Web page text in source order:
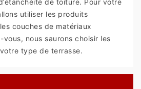
de toiture. Pour votre
utiliser les produits
couches de matériaux
nous saurons choisir les
type de terrasse.